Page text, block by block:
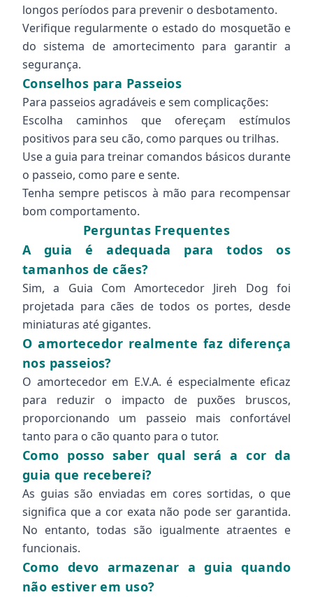
longos períodos para prevenir o desbotamento.
Verifique regularmente o estado do mosquetão e
do sistema de amortecimento para garantir a
segurança.
Conselhos para Passeios
Para passeios agradáveis e sem complicações:
Escolha caminhos que ofereçam estímulos
positivos para seu cão, como parques ou trilhas.
Use a guia para treinar comandos básicos durante
o passeio, como pare e sente.
Tenha sempre petiscos à mão para recompensar
bom comportamento.
Perguntas Frequentes
A guia é adequada para todos os
tamanhos de cães?
Sim, a Guia Com Amortecedor Jireh Dog foi
projetada para cães de todos os portes, desde
miniaturas até gigantes.
O amortecedor realmente faz diferença
nos passeios?
O amortecedor em E.V.A. é especialmente eficaz
para reduzir o impacto de puxões bruscos,
proporcionando um passeio mais confortável
tanto para o cão quanto para o tutor.
Como posso saber qual será a cor da
guia que receberei?
As guias são enviadas em cores sortidas, o que
significa que a cor exata não pode ser garantida.
No entanto, todas são igualmente atraentes e
funcionais.
Como devo armazenar a guia quando
não estiver em uso?